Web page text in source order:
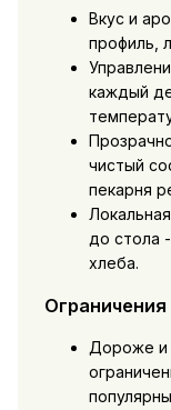
Вкус и
профиль,
каждый
чистый
пекарня
до стола
хлеба.
Дороже и